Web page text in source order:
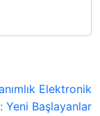
Elektronik
Yeni Başlayanlar